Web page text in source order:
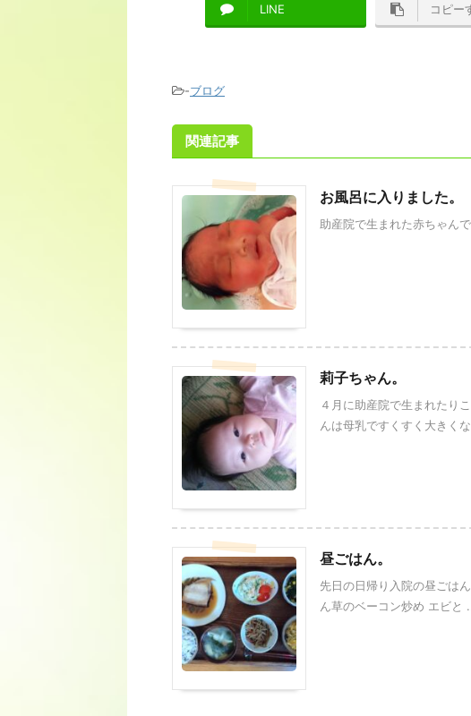
LINE コピー
-ブログ
関連記事
お風呂に入りました。
助産院で生まれた赤ちゃん
莉子ちゃん。
４月に助産院で生まれたり
んは母乳ですくすく大きく
昼ごはん。
先日の日帰り入院の昼ごは
ん草のベーコン炒め エビと